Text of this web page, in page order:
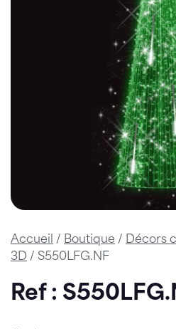
Accueil / Boutique / Décors
3D / S550LFG.NF
Ref :